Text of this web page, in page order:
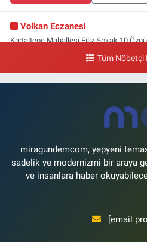
Volkan Eczanesi
Kartaltepe Mahallesi Filiz Sokak 10
Yeşilköy Mahallesi Doğruyol Sokak 7 A
0 (212) 663 11 97
Tüm Nöbetçi
miragundemcom, yepyeni
sadelik ve modernizmi bir araya
ve insanlara haber
[email